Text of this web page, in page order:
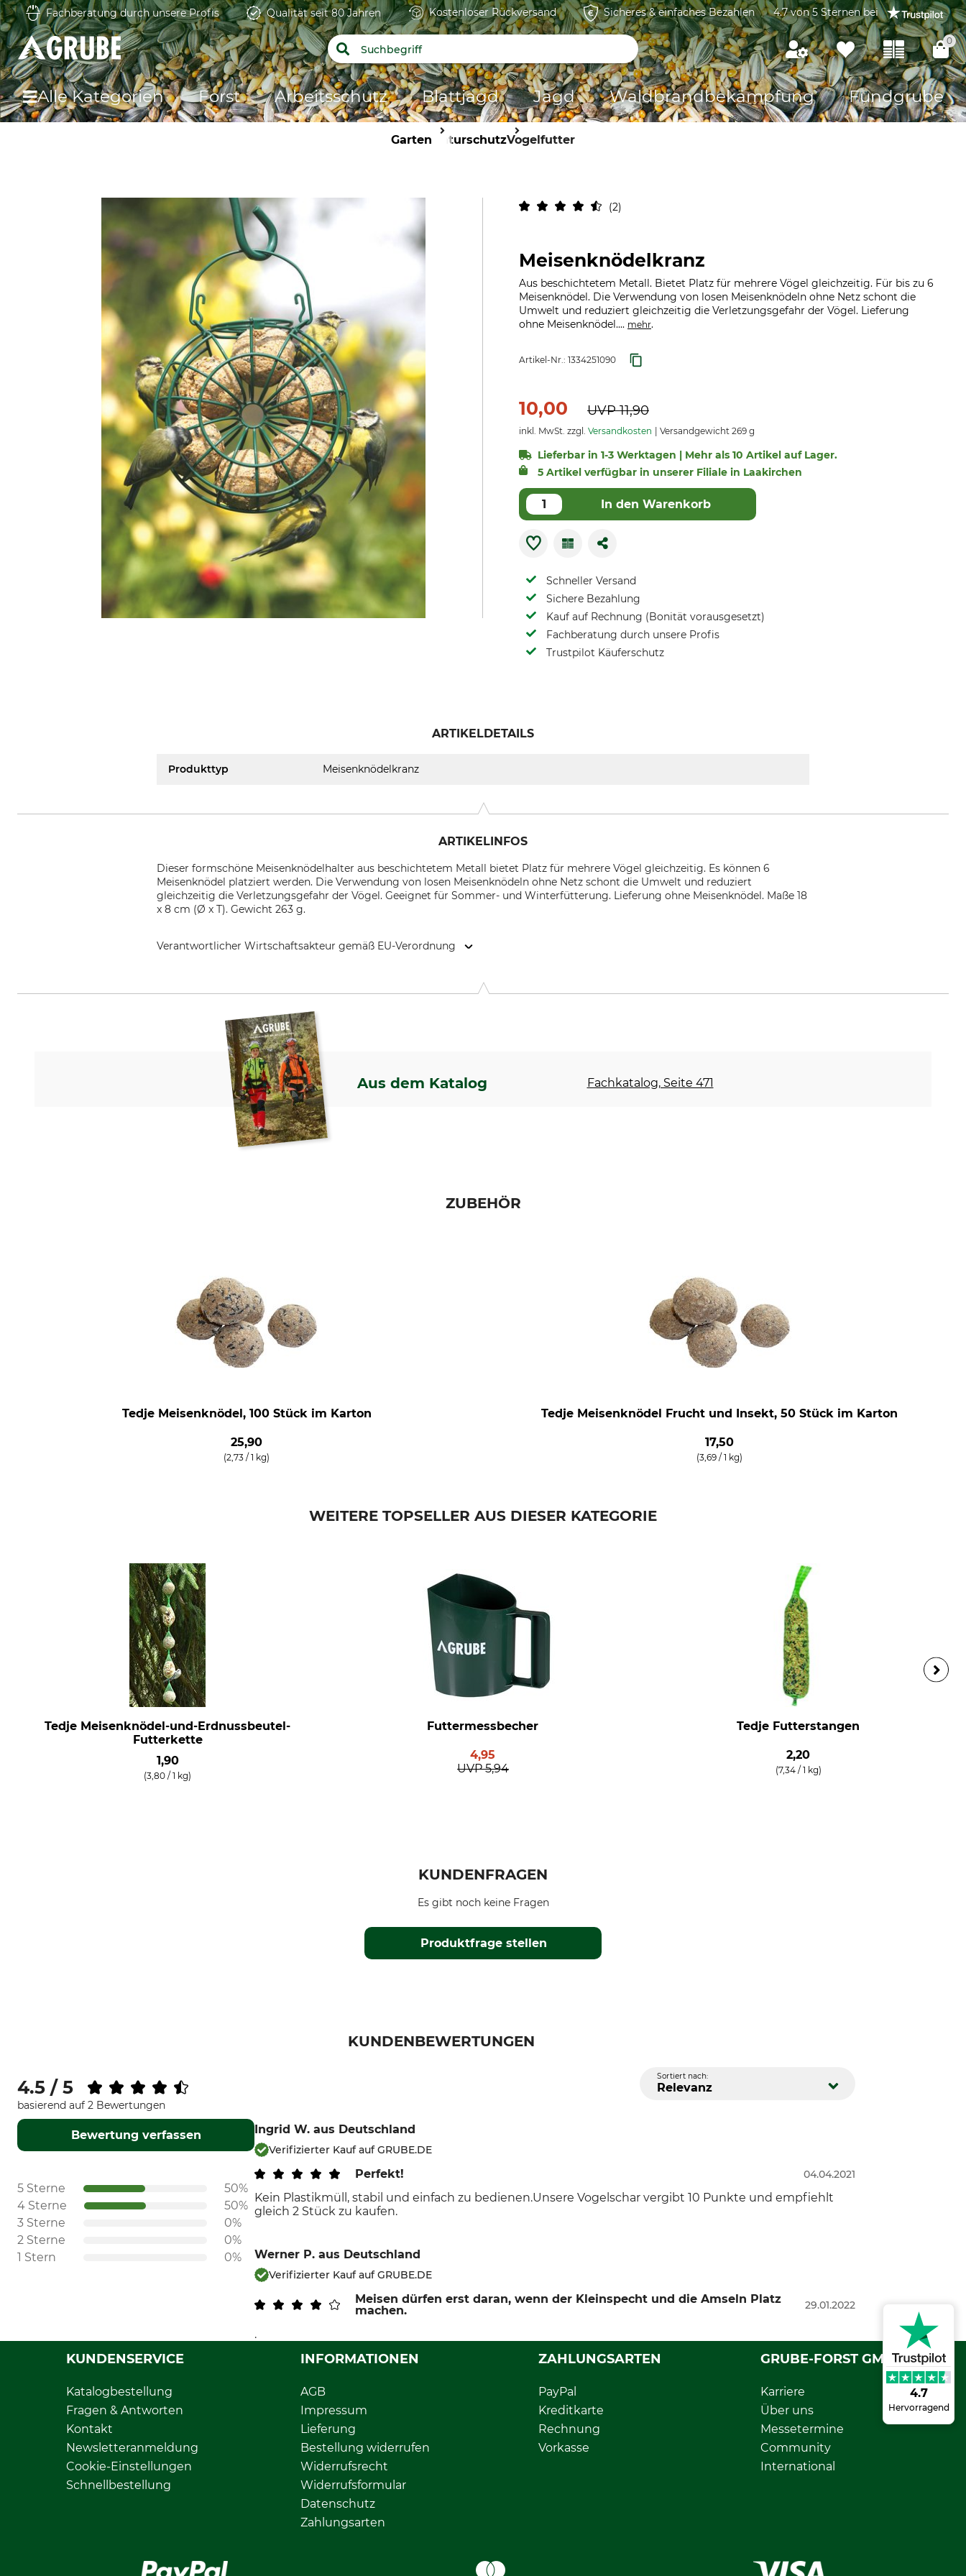
4.7
Hervorragend
Fachberatung durch unsere Profis Qualität seit 80 Jahren Kostenloser Rückversand Sicheres & einfaches Bezahlen 4.7 von 5 Sternen bei
0
Alle Kategorien Forst Arbeitsschutz Blattjagd Jagd Waldbrandbekämpfung Fundgrube
Garten NaturschutzVogelfutter
2
Meisenknödelkranz
Aus beschichtetem Metall. Bietet Platz für mehrere Vögel gleichzeitig. Für bis zu 6
Meisenknödel. Die Verwendung von losen Meisenknödeln ohne Netz schont die
Umwelt und reduziert gleichzeitig die Verletzungsgefahr der Vögel. Lieferung
ohne Meisenknödel.... mehr.
Artikel-Nr.: 1334251090
10,00 UVP11,90
inkl. MwSt. zzgl. Versandkosten Versandgewicht 269 g
Lieferbar in 1-3 Werktagen | Mehr als 10 Artikel auf Lager.
5 Artikel verfügbar in unserer Filiale in Laakirchen
In den Warenkorb
Schneller Versand
Sichere Bezahlung
Kauf auf Rechnung (Bonität vorausgesetzt)
Fachberatung durch unsere Profis
Trustpilot Käuferschutz
ARTIKELDETAILS
Produkttyp Meisenknödelkranz
ARTIKELINFOS
Dieser formschöne Meisenknödelhalter aus beschichtetem Metall bietet Platz für mehrere Vögel gleichzeitig. Es können 6
Meisenknödel platziert werden. Die Verwendung von losen Meisenknödeln ohne Netz schont die Umwelt und reduziert
gleichzeitig die Verletzungsgefahr der Vögel. Geeignet für Sommer- und Winterfütterung. Lieferung ohne Meisenknödel. Maße 18
x 8 cm (Ø x T). Gewicht 263 g.
Verantwortlicher Wirtschaftsakteur gemäß EU-Verordnung
Aus dem Katalog Fachkatalog, Seite 471
ZUBEHÖR
Tedje Meisenknödel, 100 Stück im Karton
25,90
(2,73 / 1 kg)
Tedje Meisenknödel Frucht und Insekt, 50 Stück im Karton
17,50
(3,69 / 1 kg)
WEITERE TOPSELLER AUS DIESER KATEGORIE
Tedje Meisenknödel-und-Erdnussbeutel-
Futterkette
1,90
(3,80 / 1 kg)
Futtermessbecher
4,95
UVP 5,94
Tedje Futterstangen
2,20
(7,34 / 1 kg)
KUNDENFRAGEN
Produktfrage stellen
Es gibt noch keine Fragen
KUNDENBEWERTUNGEN
4.5 / 5
basierend auf 2 Bewertungen
Bewertung verfassen
5 Sterne
50%
4 Sterne
50%
3 Sterne
0%
2 Sterne
0%
1 Stern
0%
Sortiert nach:
Relevanz
Ingrid W. aus Deutschland
Verifizierter Kauf auf GRUBE.DE
Perfekt! 04.04.2021
Kein Plastikmüll, stabil und einfach zu bedienen.Unsere Vogelschar vergibt 10 Punkte und empfiehlt
gleich 2 Stück zu kaufen.
Werner P. aus Deutschland
Verifizierter Kauf auf GRUBE.DE
Meisen dürfen erst daran, wenn der Kleinspecht und die Amseln Platz
machen.
29.01.2022
.
KUNDENSERVICE
Katalogbestellung
Fragen & Antworten
Kontakt
Newsletteranmeldung
Cookie-Einstellungen
Schnellbestellung
INFORMATIONEN
AGB
Impressum
Lieferung
Bestellung widerrufen
Widerrufsrecht
Widerrufsformular
Datenschutz
Zahlungsarten
ZAHLUNGSARTEN
PayPal
Kreditkarte
Rechnung
Vorkasse
GRUBE-FORST GMBH
Karriere
Über uns
Messetermine
Community
International